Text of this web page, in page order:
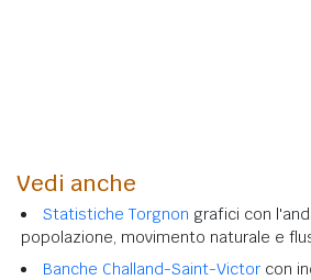
Vedi anche
Statistiche Torgnon grafici con
popolazione, movimento naturale e
Banche Challand-Saint-Victor con